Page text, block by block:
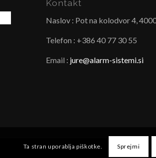
Kontakt
Naslov : Pot na kolodvor 4,
Telefon : +386 40 77 30 55
Email : jure@alarm-sistemi.si
Ta stran uporablja piškotke. Sprejmi